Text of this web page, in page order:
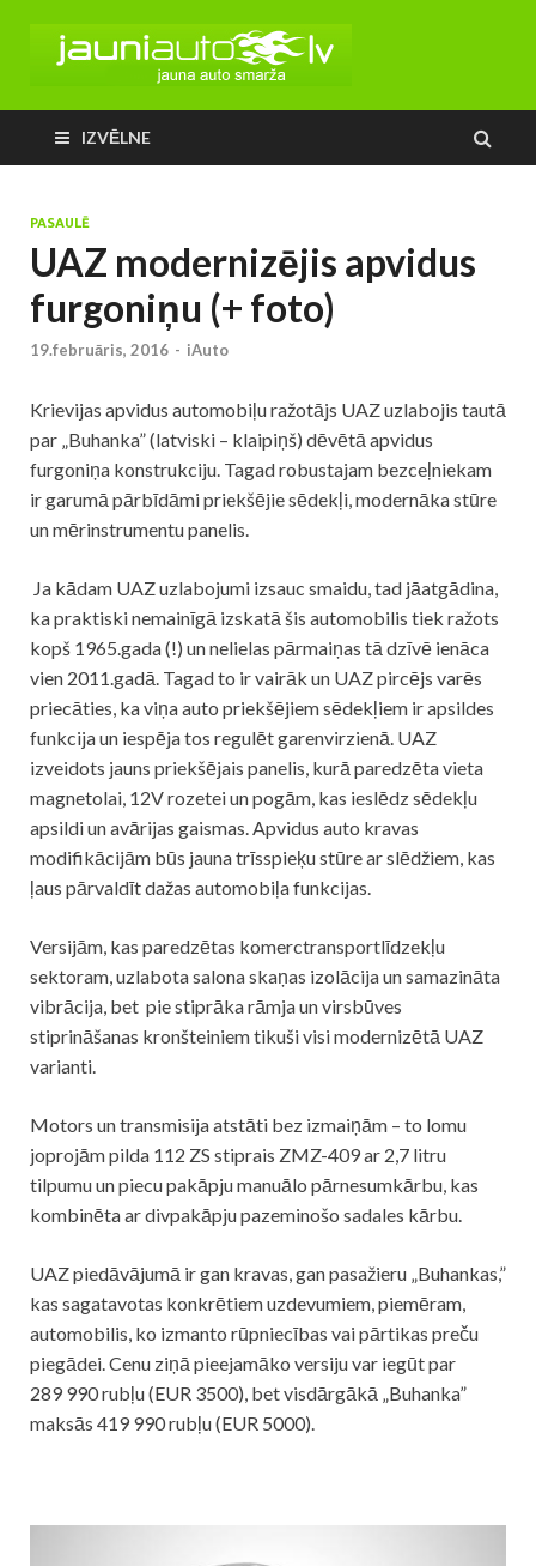
IZVĒLNE
PASAULĒ
UAZ modernizējis apvidus
furgoniņu (+ foto)
19.februāris, 2016 - iAuto
Krievijas apvidus automobiļu ražotājs UAZ uzlabojis tautā
par „Buhanka” (latviski – klaipiņš) dēvētā apvidus
furgoniņa konstrukciju. Tagad robustajam bezceļniekam
ir garumā pārbīdāmi priekšējie sēdekļi, modernāka stūre
un mērinstrumentu panelis.
Ja kādam UAZ uzlabojumi izsauc smaidu, tad jāatgādina,
ka praktiski nemainīgā izskatā šis automobilis tiek ražots
kopš 1965.gada (!) un nelielas pārmaiņas tā dzīvē ienāca
vien 2011.gadā. Tagad to ir vairāk un UAZ pircējs varēs
priecāties, ka viņa auto priekšējiem sēdekļiem ir apsildes
funkcija un iespēja tos regulēt garenvirzienā. UAZ
izveidots jauns priekšējais panelis, kurā paredzēta vieta
magnetolai, 12V rozetei un pogām, kas ieslēdz sēdekļu
apsildi un avārijas gaismas. Apvidus auto kravas
modifikācijām būs jauna trīsspieķu stūre ar slēdžiem, kas
ļaus pārvaldīt dažas automobiļa funkcijas.
Versijām, kas paredzētas komerctransportlīdzekļu
sektoram, uzlabota salona skaņas izolācija un samazināta
vibrācija, bet pie stiprāka rāmja un virsbūves
stiprināšanas kronšteiniem tikuši visi modernizētā UAZ
varianti.
Motors un transmisija atstāti bez izmaiņām – to lomu
joprojām pilda 112 ZS stiprais ZMZ-409 ar 2,7 litru
tilpumu un piecu pakāpju manuālo pārnesumkārbu, kas
kombinēta ar divpakāpju pazeminošo sadales kārbu.
UAZ piedāvājumā ir gan kravas, gan pasažieru „Buhankas,”
kas sagatavotas konkrētiem uzdevumiem, piemēram,
automobilis, ko izmanto rūpniecības vai pārtikas preču
piegādei. Cenu ziņā pieejamāko versiju var iegūt par
289 990 rubļu (EUR 3500), bet visdārgākā „Buhanka”
maksās 419 990 rubļu (EUR 5000).